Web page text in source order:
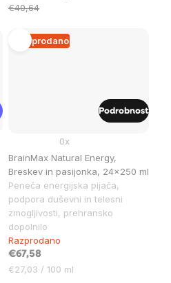
na
€40,64
Razprodano
BrainMax Natural Energy,
Breskev in pasijonka, 24x250 ml
Peneča energijska pijača,
podpora duševni in telesni
zmogljivosti, prehransko
dopolnilo
0x
Razprodano
€67,58
Cena
€27,03 / 100 ml
Podrobnost